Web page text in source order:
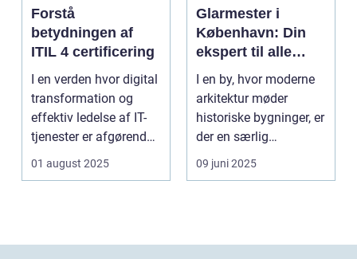
Forstå
betydningen af
ITIL 4 certificering
I en verden hvor digital
transformation og
effektiv ledelse af IT-
tjenester er afgørende,
st&...
01 august 2025
Glarmester i
København: Din
ekspert til alle
glasbehov
I en by, hvor moderne
arkitektur møder
historiske bygninger, er
der en særlig
ekspertis...
09 juni 2025